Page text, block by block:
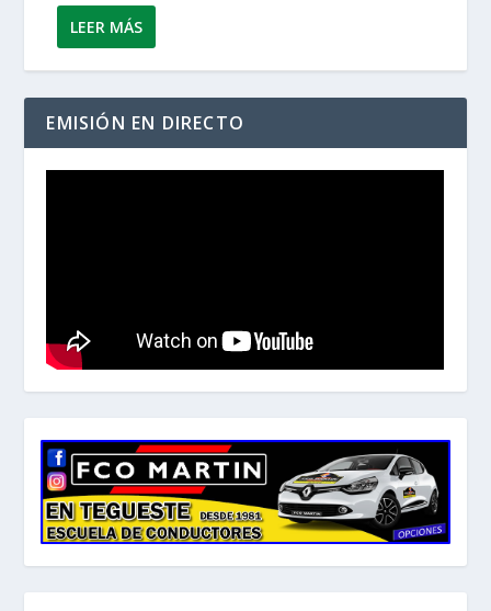
LEER MÁS
EMISIÓN EN DIRECTO